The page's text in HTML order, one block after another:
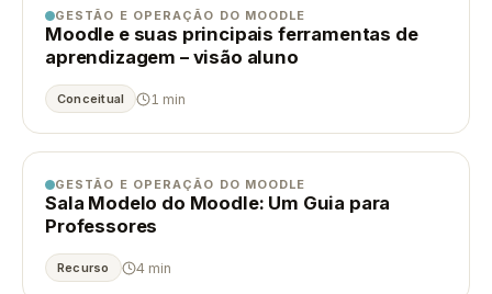
GESTÃO E OPERAÇÃO DO MOODLE
Moodle e suas principais ferramentas de
aprendizagem – visão aluno
Conceitual 1 min
GESTÃO E OPERAÇÃO DO MOODLE
Sala Modelo do Moodle: Um Guia para
Professores
Recurso 4 min